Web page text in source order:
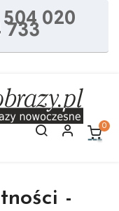
504 020
733
0
-